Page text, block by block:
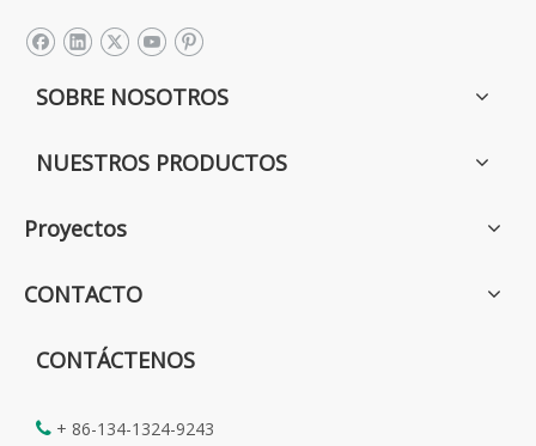
SOBRE NOSOTROS
NUESTROS PRODUCTOS
Proyectos
CONTACTO
CONTÁCTENOS
 + 86-134-1324-9243